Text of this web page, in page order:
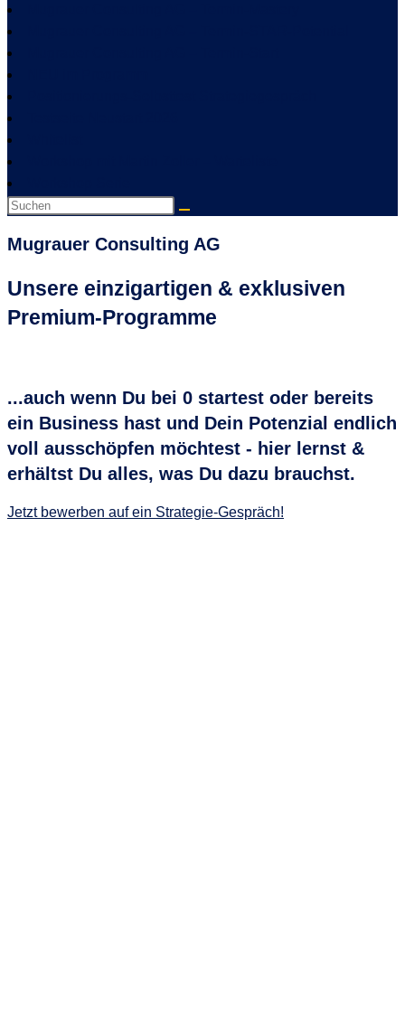
Mugrauer Consulting AG
Unsere einzigartigen & exklusiven
Premium-Programme
...auch wenn Du bei 0 startest oder bereits
ein Business hast und Dein Potenzial endlich
voll ausschöpfen möchtest - hier lernst &
erhältst Du alles, was Du dazu brauchst.
Jetzt bewerben auf ein Strategie-Gespräch!